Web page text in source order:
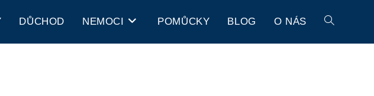
DŮCHOD NEMOCI POMŮCKY BLOG O NÁS